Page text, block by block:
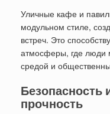
Уличные кафе и
модульном стиле,
встреч. Это
атмосферы, где люди
средой и
Безопасность
прочность